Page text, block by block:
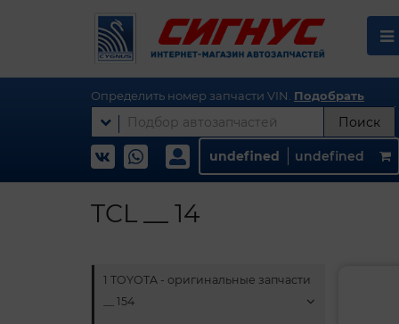
Определить номер запчасти VIN. Подобрать
Поиск
undefined undefined
TCL __ 14
1 TOYOTA - оригинальные запчасти
__ 154